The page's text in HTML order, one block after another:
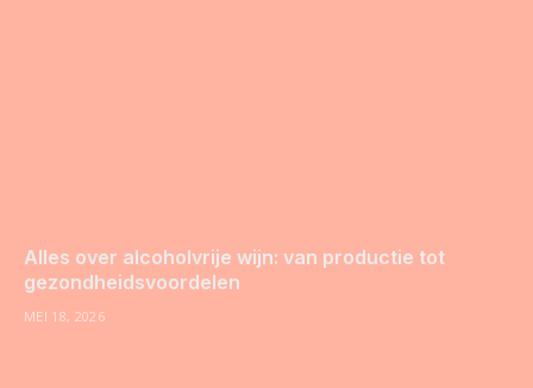
Alles over alcoholvrije wijn: van productie tot
gezondheidsvoordelen
MEI 18, 2026